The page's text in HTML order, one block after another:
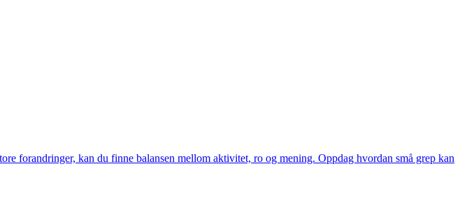
forandringer, kan du finne balansen mellom aktivitet, ro og mening. Oppdag hvordan små grep kan